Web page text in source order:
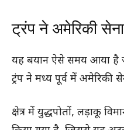
ट्रंप ने अमेरिकी
यह बयान ऐसे समय आया है
ट्रंप ने मध्य पूर्व में अमेरिकी
क्षेत्र में युद्धपोतों, लड़ाकू